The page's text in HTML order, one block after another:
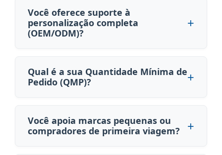
Você oferece suporte à
personalização completa
(OEM/ODM)?
Qual é a sua Quantidade Mínima de
Pedido (QMP)?
Você apoia marcas pequenas ou
compradores de primeira viagem?